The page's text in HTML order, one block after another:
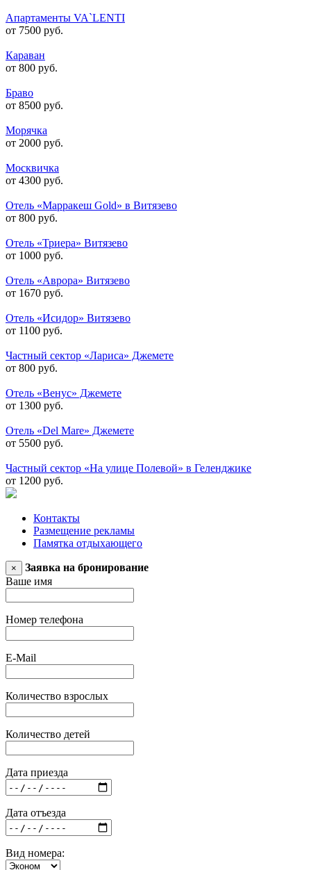
Апартаменты VA`LENTI
от 7500 руб.
Караван
от 800 руб.
Браво
от 8500 руб.
Морячка
от 2000 руб.
Москвичка
от 4300 руб.
Отель «Марракеш Gold» в Витязево
от 800 руб.
Отель «Триера» Витязево
от 1000 руб.
Отель «Аврора» Витязево
от 1670 руб.
Отель «Исидор» Витязево
от 1100 руб.
Частный сектор «Лариса» Джемете
от 800 руб.
Отель «Венус» Джемете
от 1300 руб.
Отель «Del Mare» Джемете
от 5500 руб.
Частный сектор «На улице Полевой» в Геленджике
от 1200 руб.
Контакты
Размещение рекламы
Памятка отдыхающего
×
Заявка на бронирование
Ваше имя
Номер телефона
E-Mail
Количество взрослых
Количество детей
Дата приезда
Дата отъезда
Вид номера: